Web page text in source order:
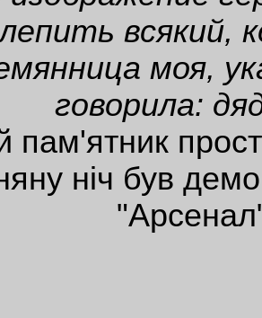
всякий,
моя,
говорила:
пам'ятник
ніч був